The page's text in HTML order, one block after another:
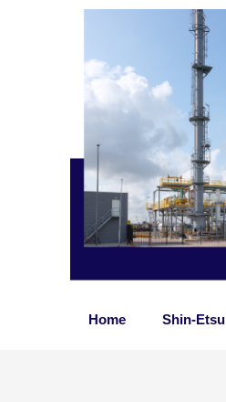
Home Shin-Etsu